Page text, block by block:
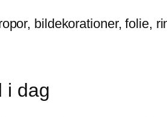
bildekorationer, folie,
i dag